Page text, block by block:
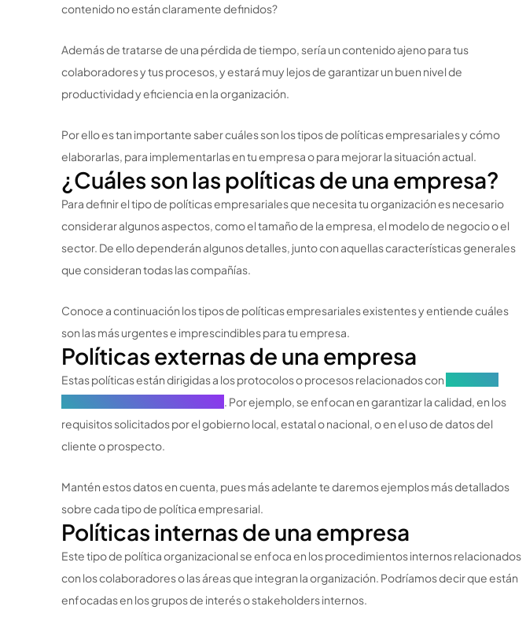
contenido no están claramente definidos?
Además de tratarse de una pérdida de tiempo, sería un contenido ajeno para tus
colaboradores y tus procesos, y estará muy lejos de garantizar un buen nivel de
productividad y eficiencia en la organización.
Por ello es tan importante saber cuáles son los tipos de políticas empresariales y cómo
elaborarlas, para implementarlas en tu empresa o para mejorar la situación actual.
¿Cuáles son las políticas de una empresa?
Para definir el tipo de políticas empresariales que necesita tu organización es necesario
considerar algunos aspectos, como el tamaño de la empresa, el modelo de negocio o el
sector. De ello dependerán algunos detalles, junto con aquellas características generales
que consideran todas las compañías.
Conoce a continuación los tipos de políticas empresariales existentes y entiende cuáles
son las más urgentes e imprescindibles para tu empresa.
Políticas externas de una empresa
Estas políticas están dirigidas a los protocolos o procesos relacionados con
. Por ejemplo, se enfocan en garantizar la calidad, en los
requisitos solicitados por el gobierno local, estatal o nacional, o en el uso de datos del
cliente o prospecto.
Mantén estos datos en cuenta, pues más adelante te daremos ejemplos más detallados
sobre cada tipo de política empresarial.
Políticas internas de una empresa
Este tipo de política organizacional se enfoca en los procedimientos internos relacionados
con los colaboradores o las áreas que integran la organización. Podríamos decir que están
enfocadas en los grupos de interés o stakeholders internos.